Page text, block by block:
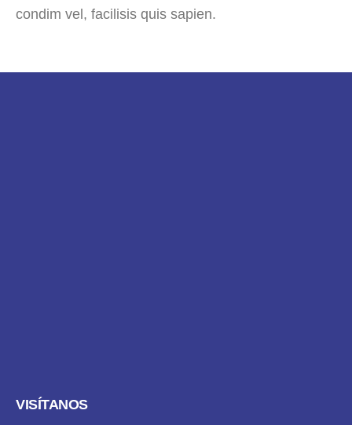
condim vel, facilisis quis sapien.
VISÍTANOS